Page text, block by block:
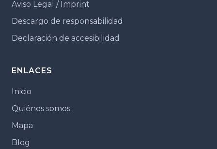
Aviso Legal / Imprint
Descargo de responsabilidad
Declaración de accesibilidad
ENLACES
Inicio
Quiénes somos
Mapa
Blog